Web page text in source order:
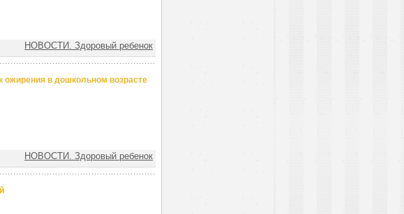
НОВОСТИ. Здоровый ребенок
в дошкольном возрасте
НОВОСТИ. Здоровый ребенок